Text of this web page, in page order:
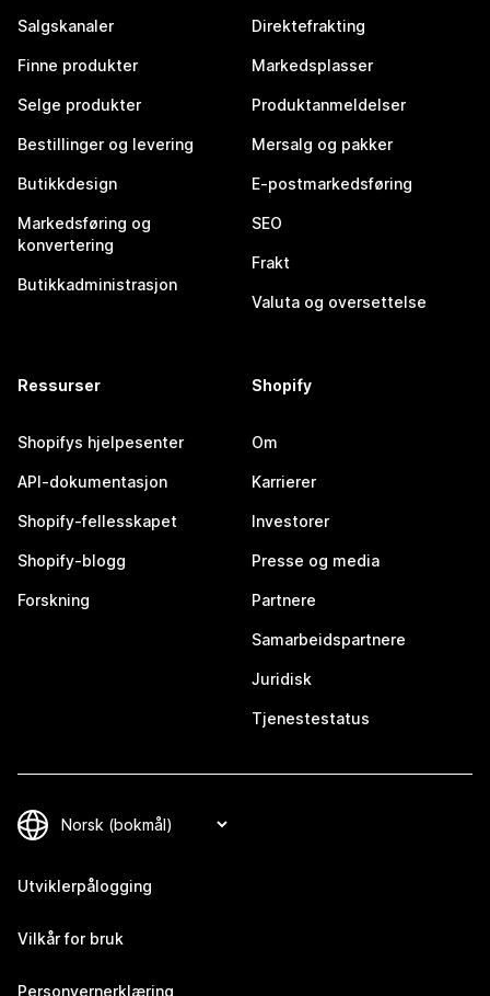
Salgskanaler
Finne produkter
Selge produkter
Bestillinger og levering
Butikkdesign
Markedsføring og
konvertering
Butikkadministrasjon
Direktefrakting
Markedsplasser
Produktanmeldelser
Mersalg og pakker
E-postmarkedsføring
SEO
Frakt
Valuta og oversettelse
Ressurser
Shopifys hjelpesenter
API-dokumentasjon
Shopify-fellesskapet
Shopify-blogg
Forskning
Shopify
Om
Karrierer
Investorer
Presse og media
Partnere
Samarbeidspartnere
Juridisk
Tjenestestatus
Utviklerpålogging
Vilkår for bruk
Personvernerklæring